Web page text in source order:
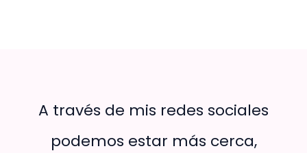
A través de mis redes sociales
podemos estar más cerca,